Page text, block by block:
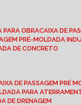
PARA OBRA CAIXA DE
PRÉ-MOLDADA
DE CONCRETO
DE PASSAGEM PRÉ
PARA
DE DRENAGEM